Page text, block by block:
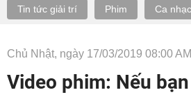
Tin tức giải trí Phim Ca nhạc
Chủ Nhật, ngày 17/03/2019 08:00 AM
Video phim: Nếu